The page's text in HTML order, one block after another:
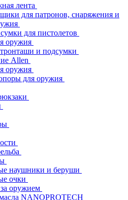
лента
для патронов, снаряжения и
для пистолетов
оружия
и подсумки
Allen
оружия
для оружия
наушники и беруши
очки
оружием
NANOPROTECH